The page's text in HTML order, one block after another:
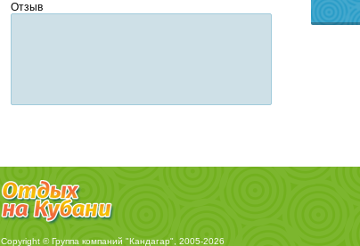
Отзыв
Copyright © Группа компаний "Кандагар", 2005-2026